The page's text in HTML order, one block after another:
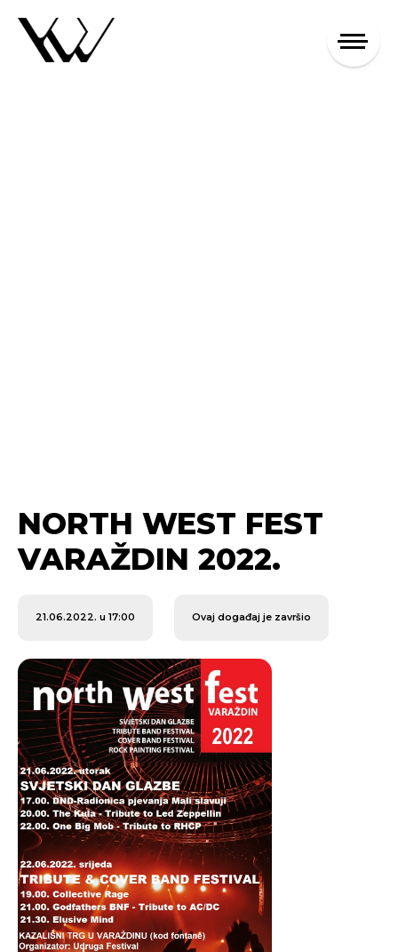
NORTH WEST FEST
VARAŽDIN 2022.
21.06.2022. u 17:00 Ovaj događaj je završio